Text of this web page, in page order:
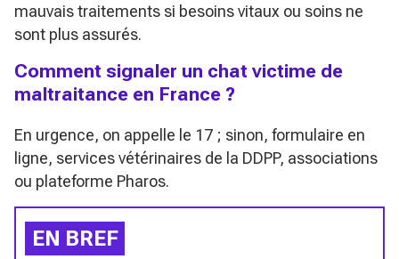
mauvais traitements si besoins vitaux ou soins ne
sont plus assurés.
Comment signaler un chat victime de
maltraitance en France ?
En urgence, on appelle le 17 ; sinon, formulaire en
ligne, services vétérinaires de la DDPP, associations
ou plateforme Pharos.
EN BREF